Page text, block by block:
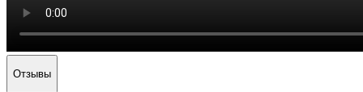
Отзывы